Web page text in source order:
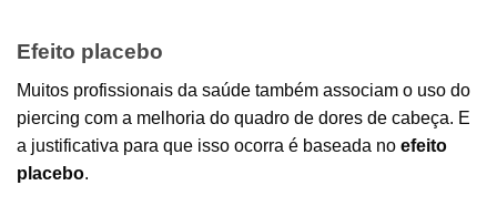
Efeito placebo
Muitos profissionais da saúde também associam o uso do
piercing com a melhoria do quadro de dores de cabeça. E
a justificativa para que isso ocorra é baseada no efeito
placebo.